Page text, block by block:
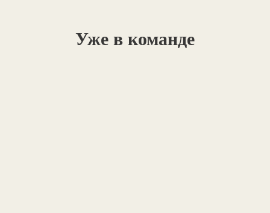
Уже в команде